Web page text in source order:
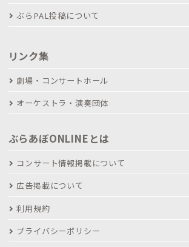
ぶらPAL投稿について
リンク集
劇場・コンサートホール
オーケストラ・演奏団体
ぶらあぼONLINEとは
コンサート情報掲載について
広告掲載について
利用規約
プライバシーポリシー